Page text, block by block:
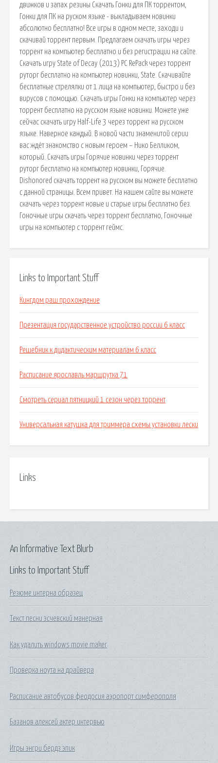
движков и запах резины Скачать Гонки для ПК торрентом,
Гонки для ПК на руском языке - выкладываем новинки
абсолютно бесплатно! Все игры в одном месте, заходи и
скачивай торрент первым. Предлагаем скачать игры через
торрент на компьютер бесплатно и без регистрации на сайте.
Скачать игру State of Decay (2013) PC RePack через торрент
руторг бесплатно на компьютер новинки, State. Скачивайте
бесплатные стрелялки от 1 лица на компьютер, быстро и без
вирусов с помощью. Скачать игры Гонки на компьютер через
торрент бесплатно на русском языке новинки. Можете уже
сейчас скачать игру Half-Life 3 через торрент на русском
языке. Наверное каждый. В новой части знаменитой серии
вас ждёт знакомство с новым героем – Нико Белликом,
который. Скачать игры Горячие новинки через торрент
руторг бесплатно на компьютер новинки, Горячие.
Dishonored скачать торрент на русском вы можете бесплатно
с данной страницы. Всем привет. На нашем сайте вы можете
скачать через торрент новые и старые игры бесплатно без.
Гоночные игры скачать через торрент бесплатно, Гоночные
игры на компьютер с торрент геймс.
Links to Important Stuff
Кингдом раш прохождение
Презентация государственное устройство россии 6 класс
Решебник к дидактическим материалам 6 класс
Расписание ярославль маршрутка 71
Смотреть сериал пятницкий 1 сезон через торрент
Универсальная катушка для триммера схемы установки лески
Links
Links to Important Stuff
Резюме интерна образец
Текст песни эсчевский манерная
Как удалить windows movie maker
Проверка ноута на драйвера
Расписание автобусов феодосия аэропорт симферополя
Базанов алексей актер интервью
Игры энгри бердз эпик
An Informative Text Blurb